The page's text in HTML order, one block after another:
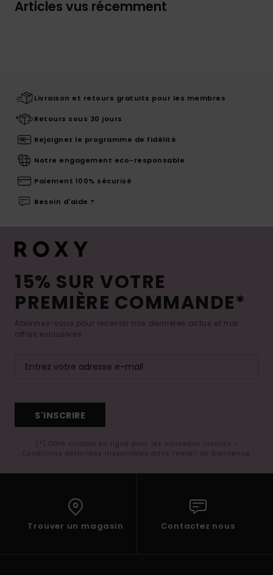
Articles vus récemment
Livraison et retours gratuits pour les membres
Retours sous 30 jours
Rejoignez le programme de fidélité
Notre engagement eco-responsable
Paiement 100% sécurisé
Besoin d'aide ?
15% SUR VOTRE
PREMIÈRE COMMANDE*
Abonnez-vous pour recevoir nos dernières actus et nos
offres exclusives.
S'INSCRIRE
(*) Offre valable en ligne pour les nouveaux inscrits -
Conditions détaillées disponibles dans l'email de bienvenue
Trouver un magasin Contactez nous